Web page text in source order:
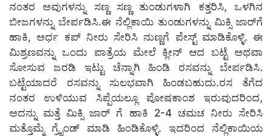
ನಂತರ ಅವುಗಳನ್ನು ಸಣ್ಣ ಸಣ್ಣ ತುಂಡುಗಳಾಗಿ ಕತ್ತರಿಸಿ, ಒಳಗಿನ
ಬೀಜಗಳನ್ನು ಬೇರ್ಪಡಿಸಿ.ಈ ನೆಲ್ಲಿಕಾಯಿ ತುಂಡುಗಳನ್ನು ಮಿಕ್ಸಿ ಜಾರ್‌ಗೆ
ಹಾಕಿ, ಅರ್ಧ ಕಪ್ ನೀರು ಸೇರಿಸಿ ನುಣ್ಣಗೆ ಪೇಸ್ಟ್ ಮಾಡಿಕೊಳ್ಳಿ. ಈ
ಮಿಶ್ರಣವನ್ನು ಒಂದು ಪಾತ್ರೆಯ ಮೇಲೆ ಕ್ಲೀನ್ ಆದ ಬಟ್ಟೆ ಅಥವಾ
ಸೋಸುವ ಜರಡಿ ಇಟ್ಟು ಚೆನ್ನಾಗಿ ಹಿಂಡಿ ರಸವನ್ನು ಬೇರ್ಪಡಿಸಿ.
ಬಟ್ಟೆಯಾದರೆ ರಸವನ್ನು ಸುಲಭವಾಗಿ ಹಿಂಡಬಹುದು.ರಸ ತೆಗೆದ
ನಂತರ ಉಳಿಯುವ ಸಿಪ್ಪೆಯಲ್ಲೂ ಪೋಷಕಾಂಶ ಇರುವುದರಿಂದ,
ಅದನ್ನು ಮತ್ತೆ ಮಿಕ್ಸಿ ಜಾರ್‌ ಗೆ ಹಾಕಿ 2-4 ಚಮಚ ನೀರು ಸೇರಿಸಿ
ಮತ್ತೊಮ್ಮೆ ಗ್ರೈಂಡ್ ಮಾಡಿ ಹಿಂಡಿಕೊಳ್ಳಿ. ಇದರಿಂದ ನೆಲ್ಲಿಕಾಯಿಯ